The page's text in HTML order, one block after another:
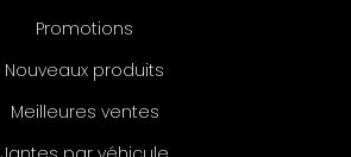
Promotions
Nouveaux produits
Meilleures ventes